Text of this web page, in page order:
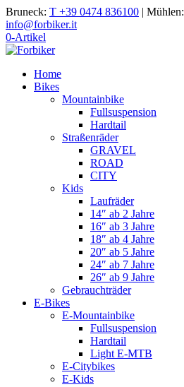
Bruneck: T +39 0474 836100 | Mühlen:
info@forbiker.it
0-Artikel
Home
Bikes
Mountainbike
Fullsuspension
Hardtail
Straßenräder
GRAVEL
ROAD
CITY
Kids
Laufräder
14″ ab 2 Jahre
16″ ab 3 Jahre
18″ ab 4 Jahre
20″ ab 5 Jahre
24″ ab 7 Jahre
26″ ab 9 Jahre
Gebrauchträder
E-Bikes
E-Mountainbike
Fullsuspension
Hardtail
Light E-MTB
E-Citybikes
E-Kids